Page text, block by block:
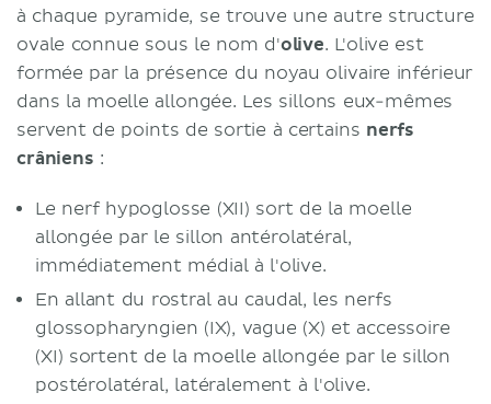
à chaque pyramide, se trouve une autre structure
ovale connue sous le nom d'olive. L'olive est
formée par la présence du noyau olivaire inférieur
dans la moelle allongée. Les sillons eux-mêmes
servent de points de sortie à certains nerfs
crâniens :
Le nerf hypoglosse (XII) sort de la moelle
allongée par le sillon antérolatéral,
immédiatement médial à l'olive.
En allant du rostral au caudal, les nerfs
glossopharyngien (IX), vague (X) et accessoire
(XI) sortent de la moelle allongée par le sillon
postérolatéral, latéralement à l'olive.